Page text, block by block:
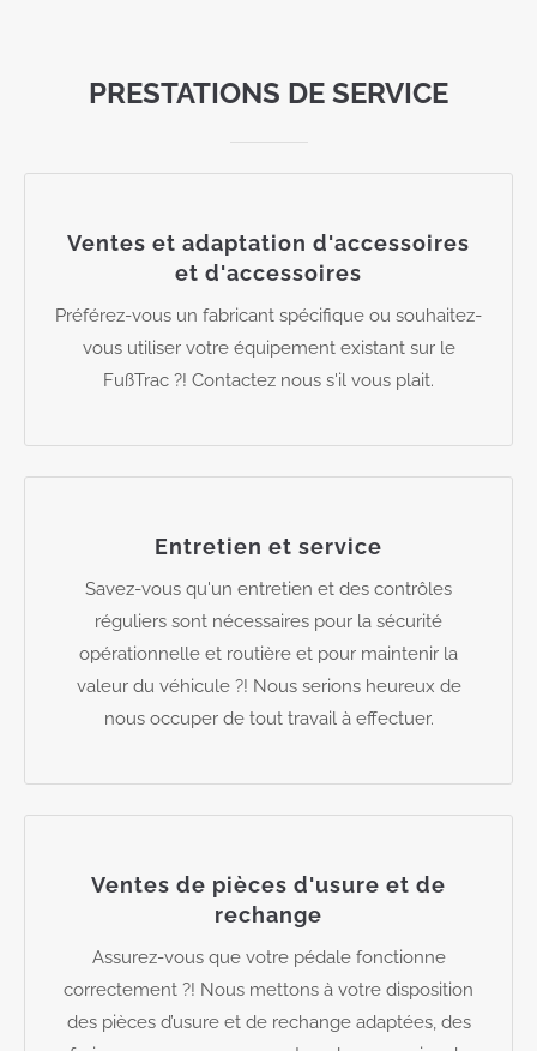
PRESTATIONS DE SERVICE
Ventes et adaptation d'accessoires
et d'accessoires
Préférez-vous un fabricant spécifique ou souhaitez-
vous utiliser votre équipement existant sur le
FußTrac ?! Contactez nous s'il vous plait.
Entretien et service
Savez-vous qu'un entretien et des contrôles
réguliers sont nécessaires pour la sécurité
opérationnelle et routière et pour maintenir la
valeur du véhicule ?! Nous serions heureux de
nous occuper de tout travail à effectuer.
Ventes de pièces d'usure et de
rechange
Assurez-vous que votre pédale fonctionne
correctement ?! Nous mettons à votre disposition
des pièces d’usure et de rechange adaptées, des